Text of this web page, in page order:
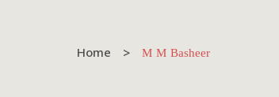
Home M M Basheer